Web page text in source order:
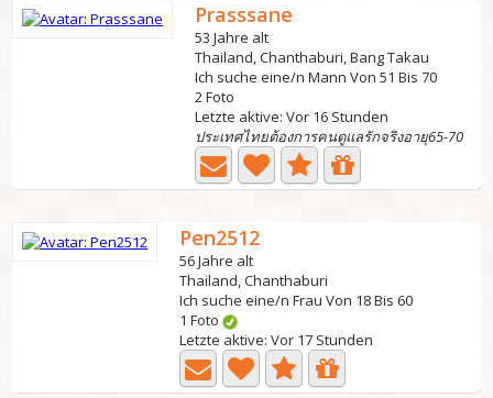
Prasssane
53 Jahre alt
Thailand, Chanthaburi, Bang Takau
Ich suche eine/n Mann Von 51 Bis 70
2 Foto
Letzte aktive: Vor 16 Stunden
ประเทศไทยต้องการคนดูแลรักจริงอายุ65-70
Pen2512
56 Jahre alt
Thailand, Chanthaburi
Ich suche eine/n Frau Von 18 Bis 60
1 Foto
Letzte aktive: Vor 17 Stunden